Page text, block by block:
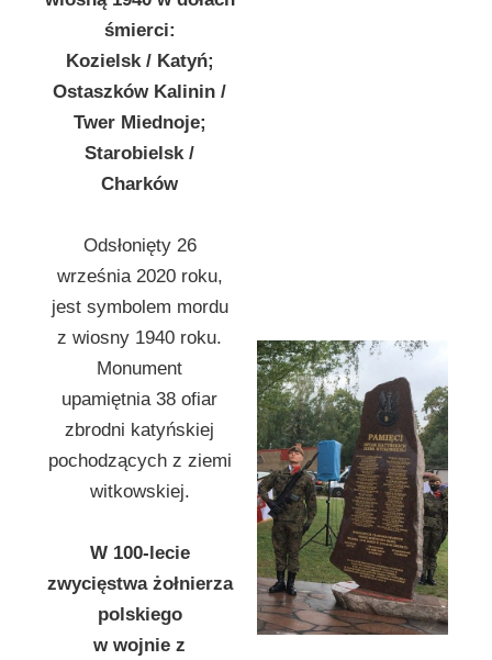
śmierci:
Kozielsk / Katyń;
Ostaszków Kalinin /
Twer Miednoje;
Starobielsk /
Charków
Odsłonięty 26
września 2020 roku,
jest symbolem mordu
z wiosny 1940 roku.
Monument
upamiętnia 38 ofiar
zbrodni katyńskiej
pochodzących z ziemi
witkowskiej.
W 100-lecie
zwycięstwa żołnierza
polskiego
w wojnie z